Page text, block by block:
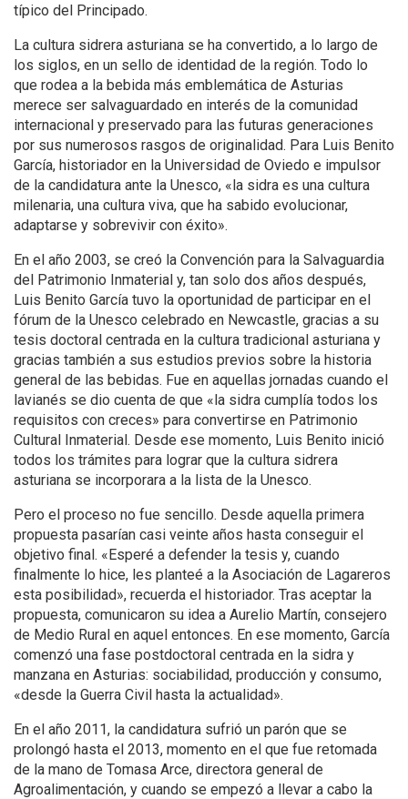
típico del Principado.
La cultura sidrera asturiana se ha convertido, a lo largo de
los siglos, en un sello de identidad de la región. Todo lo
que rodea a la bebida más emblemática de Asturias
merece ser salvaguardado en interés de la comunidad
internacional y preservado para las futuras generaciones
por sus numerosos rasgos de originalidad. Para Luis Benito
García, historiador en la Universidad de Oviedo e impulsor
de la candidatura ante la Unesco, «la sidra es una cultura
milenaria, una cultura viva, que ha sabido evolucionar,
adaptarse y sobrevivir con éxito».
En el año 2003, se creó la Convención para la Salvaguardia
del Patrimonio Inmaterial y, tan solo dos años después,
Luis Benito García tuvo la oportunidad de participar en el
fórum de la Unesco celebrado en Newcastle, gracias a su
tesis doctoral centrada en la cultura tradicional asturiana y
gracias también a sus estudios previos sobre la historia
general de las bebidas. Fue en aquellas jornadas cuando el
lavianés se dio cuenta de que «la sidra cumplía todos los
requisitos con creces» para convertirse en Patrimonio
Cultural Inmaterial. Desde ese momento, Luis Benito inició
todos los trámites para lograr que la cultura sidrera
asturiana se incorporara a la lista de la Unesco.
Pero el proceso no fue sencillo. Desde aquella primera
propuesta pasarían casi veinte años hasta conseguir el
objetivo final. «Esperé a defender la tesis y, cuando
finalmente lo hice, les planteé a la Asociación de Lagareros
esta posibilidad», recuerda el historiador. Tras aceptar la
propuesta, comunicaron su idea a Aurelio Martín, consejero
de Medio Rural en aquel entonces. En ese momento, García
comenzó una fase postdoctoral centrada en la sidra y
manzana en Asturias: sociabilidad, producción y consumo,
«desde la Guerra Civil hasta la actualidad».
En el año 2011, la candidatura sufrió un parón que se
prolongó hasta el 2013, momento en el que fue retomada
de la mano de Tomasa Arce, directora general de
Agroalimentación, y cuando se empezó a llevar a cabo la